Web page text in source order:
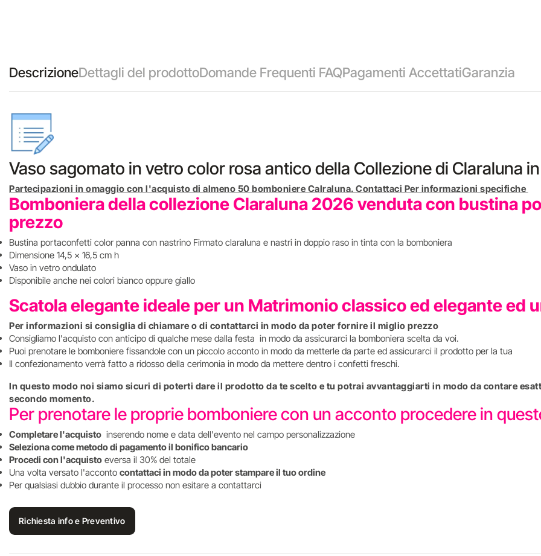
DescrizioneDettagli del prodottoDomande Frequenti FAQPagamenti AccettatiGaranzia
Vaso sagomato in vetro color rosa antico della Collezione di Claraluna
Partecipazioni in omaggio con l'acquisto di almeno 50 bomboniere Calraluna. Contattaci Per informazioni specifiche
Bomboniera della collezione Claraluna 2026 venduta con bustina
prezzo
Bustina portaconfetti color panna con nastrino Firmato claraluna e nastri in doppio raso in tinta con la bomboniera
Dimensione 14,5 x 16,5 cm h
Vaso in vetro ondulato
Disponibile anche nei colori bianco oppure giallo
Scatola elegante ideale per un Matrimonio classico ed elegante ed
Per informazioni si consiglia di chiamare o di contattarci in modo da poter fornire il miglio prezzo
Consigliamo l'acquisto con anticipo di qualche mese dalla festa in modo da assicurarci la bomboniera scelta da voi.
Puoi prenotare le bomboniere fissandole con un piccolo acconto in modo da metterle da parte ed assicurarci il prodotto per la tua
Il confezionamento verrà fatto a ridosso della cerimonia in modo da mettere dentro i confetti freschi.
In questo modo noi siamo sicuri di poterti dare il prodotto da te scelto e tu potrai avvantaggiarti in modo da contare
secondo momento.
Per prenotare le proprie bomboniere con un acconto procedere in
Completare l'acquisto inserendo nome e data dell'evento nel campo personalizzazione
Seleziona come metodo di pagamento il bonifico bancario
Procedi con l'acquisto eversa il 30% del totale
Una volta versato l'acconto contattaci in modo da poter stampare il tuo ordine
Per qualsiasi dubbio durante il processo non esitare a contattarci
Richiesta info e Preventivo